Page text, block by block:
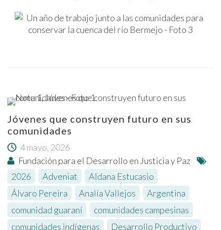
Jóvenes que construyen futuro en sus
comunidades
4 mayo, 2026
Fundación para el Desarrollo en Justicia y Paz
2026
Adveniat Aldana Estucasio
Álvaro Pereira
Analía Vallejos Argentina
comunidad guaraní
comunidades campesinas
comunidades indígenas
Desarrollo Productivo